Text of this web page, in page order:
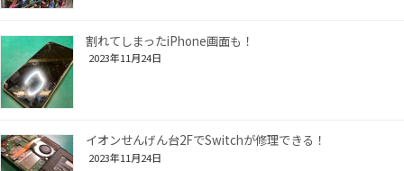
割れてしまったiPhone画面も！
2023年11月24日
イオンせんげん台2FでSwitchが修理できる！
2023年11月24日